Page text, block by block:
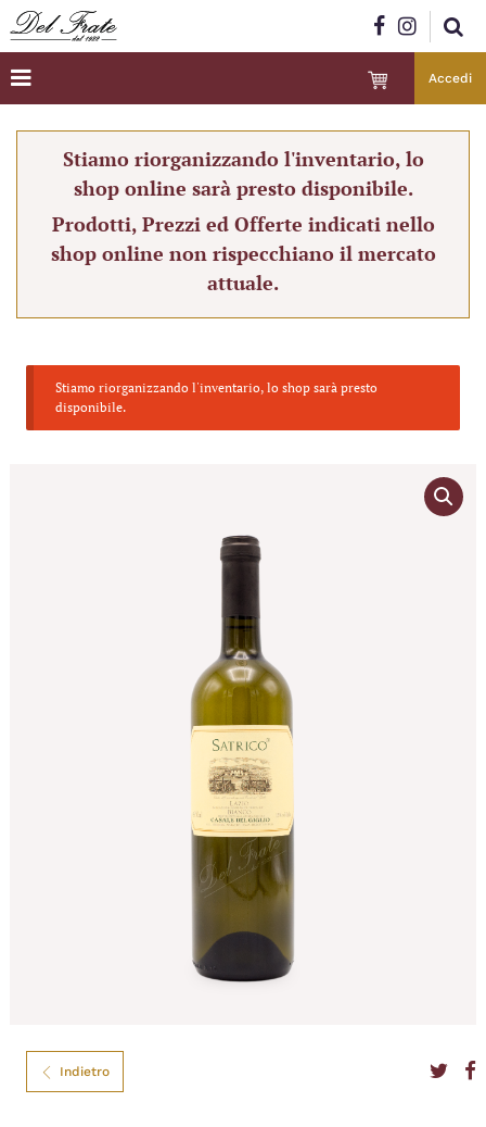
Accedi
Stiamo riorganizzando l'inventario, lo
shop online sarà presto disponibile.
Prodotti, Prezzi ed Offerte indicati nello
shop online non rispecchiano il mercato
attuale.
Stiamo riorganizzando l'inventario, lo shop sarà presto
disponibile.
Indietro